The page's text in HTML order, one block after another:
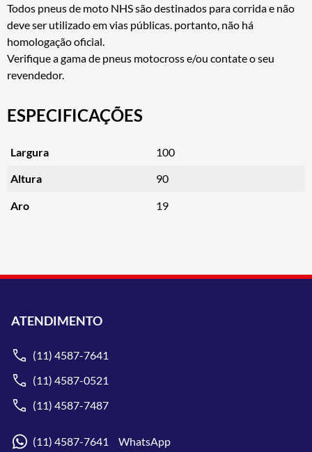
Todos pneus de moto NHS são destinados para corrida e não
deve ser utilizado em vias públicas. portanto, não há
homologação oficial.
Verifique a gama de pneus motocross e/ou contate o seu
revendedor.
ESPECIFICAÇÕES
Largura 100
Altura 90
Aro 19
ATENDIMENTO
(11) 4587-7641
(11) 4587-0521
(11) 4587-7487
(11) 4587-7641 WhatsApp